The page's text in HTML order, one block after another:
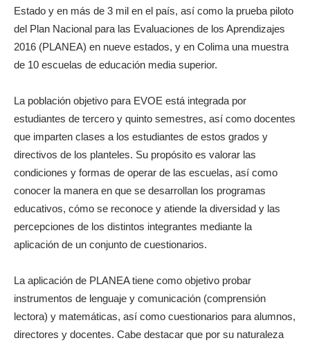
Estado y en más de 3 mil en el país, así como la prueba piloto
del Plan Nacional para las Evaluaciones de los Aprendizajes
2016 (PLANEA) en nueve estados, y en Colima una muestra
de 10 escuelas de educación media superior.
La población objetivo para EVOE está integrada por
estudiantes de tercero y quinto semestres, así como docentes
que imparten clases a los estudiantes de estos grados y
directivos de los planteles. Su propósito es valorar las
condiciones y formas de operar de las escuelas, así como
conocer la manera en que se desarrollan los programas
educativos, cómo se reconoce y atiende la diversidad y las
percepciones de los distintos integrantes mediante la
aplicación de un conjunto de cuestionarios.
La aplicación de PLANEA tiene como objetivo probar
instrumentos de lenguaje y comunicación (comprensión
lectora) y matemáticas, así como cuestionarios para alumnos,
directores y docentes. Cabe destacar que por su naturaleza